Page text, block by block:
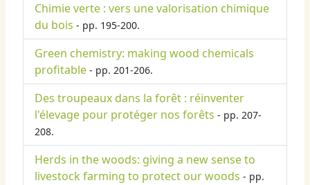
Chimie verte : vers une valorisation chimique
du bois - pp. 195-200.
Green chemistry: making wood chemicals
profitable - pp. 201-206.
Des troupeaux dans la forêt : réinventer
l'élevage pour protéger nos forêts - pp. 207-
208.
Herds in the woods: giving a new sense to
livestock farming to protect our woods - pp.